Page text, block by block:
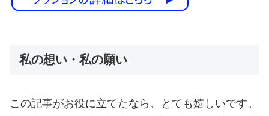
私の想い・私の願い
この記事がお役に立てたなら、とても嬉しいです。